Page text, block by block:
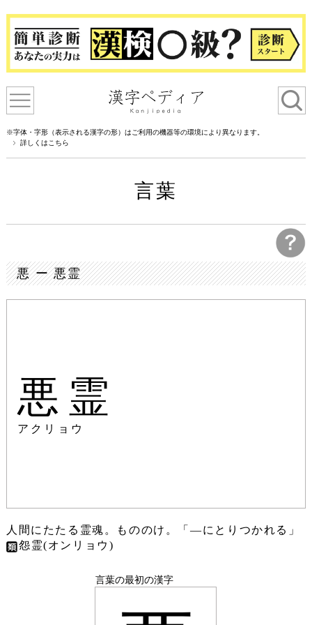
※字体・字形（表示される漢字の形）はご利用の機器等の環境により異なります。
詳しくはこちら
言葉
悪 ー 悪霊
悪霊
アクリョウ
人間にたたる霊魂。もののけ。「―にとりつかれる」
怨霊(オンリョウ)
言葉の最初の漢字